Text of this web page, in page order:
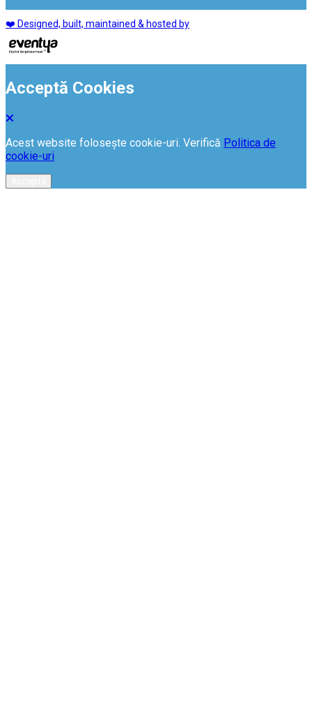
❤️ Designed, built, maintained & hosted by
Acceptă Cookies
Acest website folosește cookie-uri. Verifică Politica de
cookie-uri